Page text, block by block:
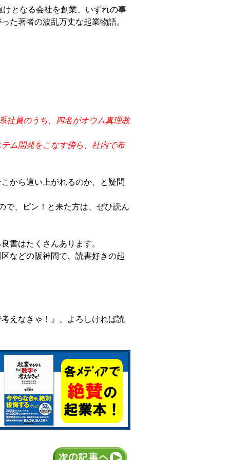
となる会社を創業、いずれの事
た著者の波乱万丈な起業物語。
社員のうち、四名がオウム真理教
ム開発をこなす傍ら、社内で布
から這い上がれるのか、と疑問
で、ピン！と来た方は、ぜひ読ん
書はたくさんあります。
などの阪神間で、読書好きの起
えなきゃ！』、よろしければ読